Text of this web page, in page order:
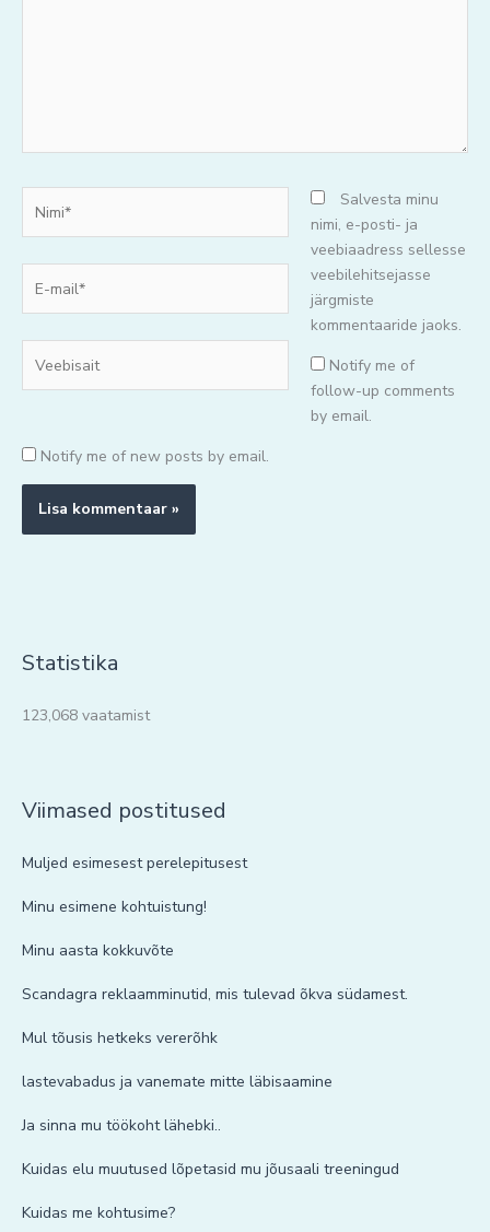
mail*
Salvesta minu
nimi, e-posti- ja
veebiaadress sellesse
veebilehitsejasse
järgmiste
kommentaaride jaoks.
Notify me of
follow-up comments
by email.
Notify me of new posts by email.
Statistika
123,068 vaatamist
Viimased postitused
Muljed esimesest perelepitusest
Minu esimene kohtuistung!
Minu aasta kokkuvõte
Scandagra reklaamminutid, mis tulevad õkva südamest.
Mul tõusis hetkeks vererõhk
lastevabadus ja vanemate mitte läbisaamine
Ja sinna mu töökoht lähebki..
Kuidas elu muutused lõpetasid mu jõusaali treeningud
Kuidas me kohtusime?